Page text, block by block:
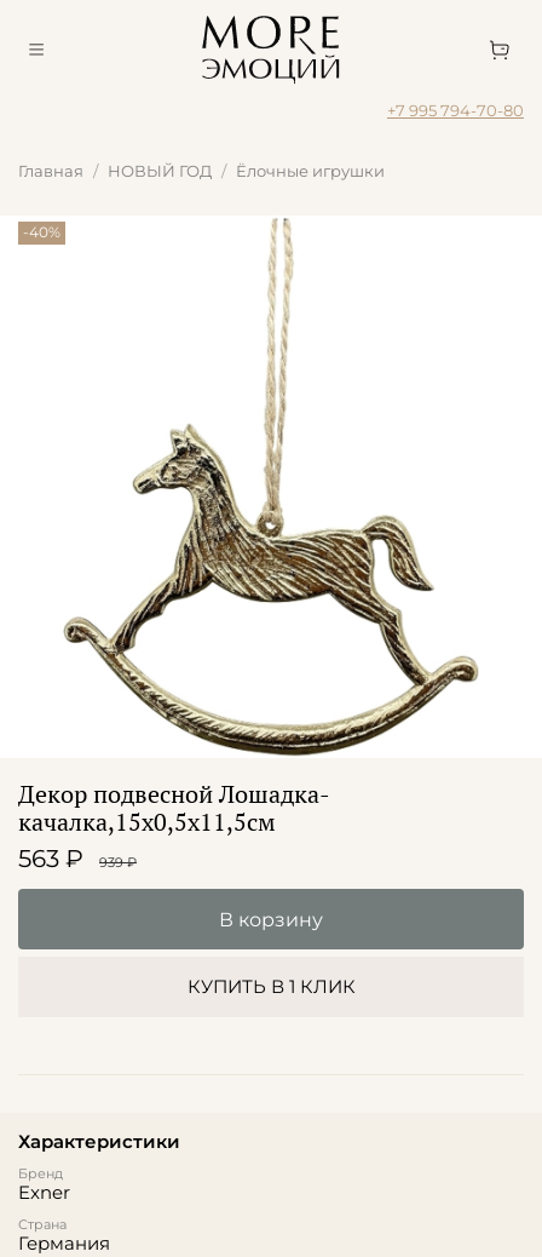
+7 995 794-70-80
Главная НОВЫЙ ГОД Ёлочные игрушки
-40%
Декор подвесной Лошадка-
качалка,15x0,5x11,5см
563 ₽ 939 ₽
В корзину
КУПИТЬ В 1 КЛИК
Характеристики
Бренд
Exner
Страна
Германия